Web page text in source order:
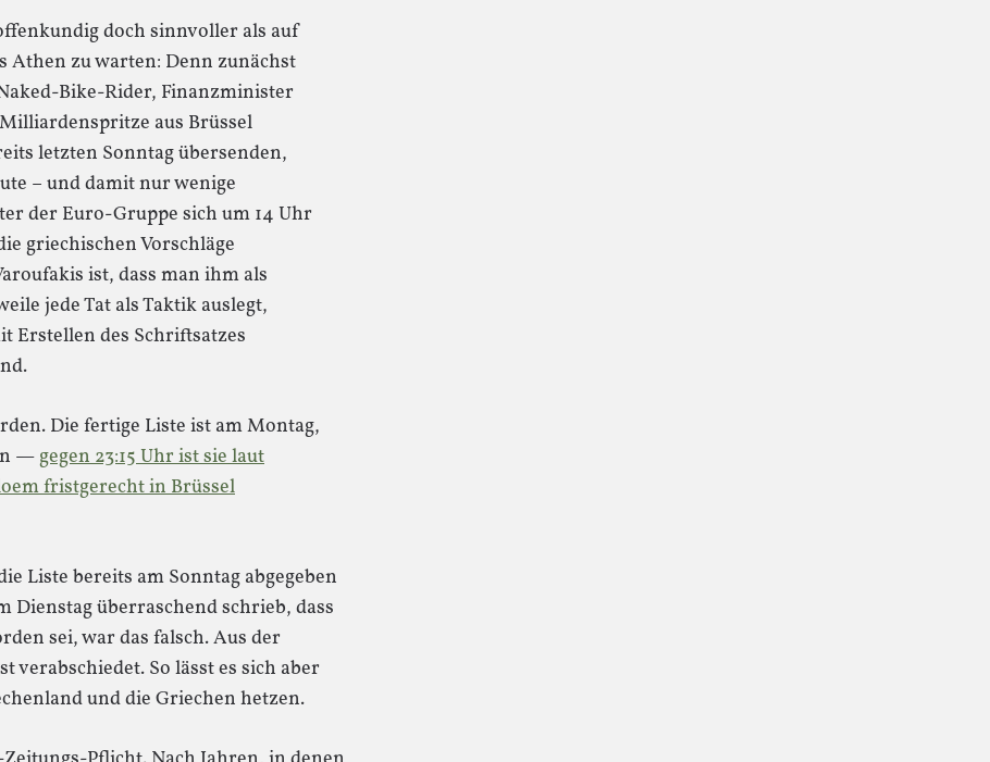
doch sinnvoller als auf
Athen zu warten: Denn zunächst
Bike-Rider, Finanzminister
aus Brüssel
letzten Sonntag übersenden,
– und damit nur wenige
der Euro-Gruppe sich um 14 Uhr
griechischen Vorschläge
ist, dass man ihm als
jede Tat als Taktik auslegt,
Erstellen des Schriftsatzes
Die fertige Liste ist am Montag,
—gegen 23:15 Uhr ist sie laut
fristgerecht in Brüssel
Liste bereits am Sonntag abgegeben
Dienstag überraschend schrieb, dass
sei, war das falsch. Aus der
verabschiedet. So lässt es sich aber
und die Griechen hetzen.